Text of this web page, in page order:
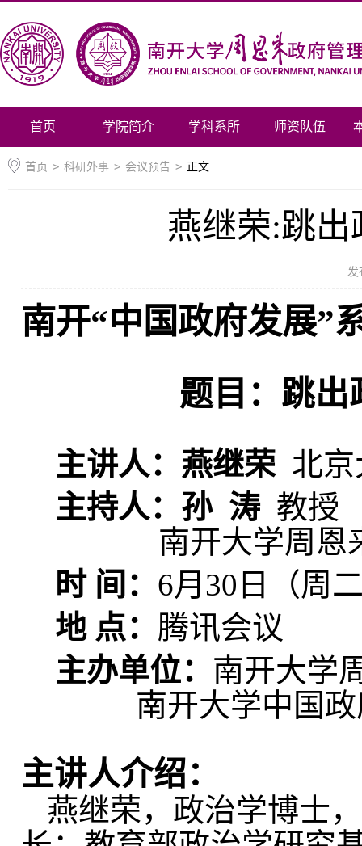
首页 学院简介 学科系所 师资队伍
首页 > 科研外事 > 会议预告 > 正文
燕继荣:跳
南开“中国政府发展”
题目：跳出
主讲人：燕继荣北京
主持人：孙 涛 教授
南开大学周恩
时 间： 6月 30 日（周
地 点： 腾讯会议
主办单位： 南开大学
南开大学中国政
主讲人介绍：
燕继荣，政治学博士